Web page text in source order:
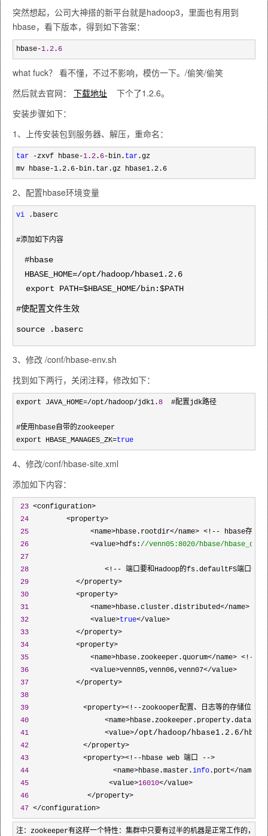
突然想起，公司大神搭的新平台就是hadoop3，里面也有用到
hbase，看下版本，得到如下答案：
hbase-1.2 . 6
what fuck？ 看不懂，不过不影响，模仿一下。/偷笑/偷笑
然后就去官网： 下载地址 下个了1.2.6。
安装步骤如下：
1、上传安装包到服务器、解压，重命名：
tar -zxvf hbase-1.2 . 6-bin. tar .gz
mv hbase-1.2.6-bin.tar.gz hbase1.2.6
2、配置hbase环境变量
vi .baserc
#添加如下内容
#hbase
HBASE_HOME=/opt/hadoop/hbase1.2.6
export PATH=$HBASE_HOME/bin:$PATH
#使配置文件生效
source .baserc
3、修改 /conf/hbase-env.sh
找到如下两行，关闭注释，修改如下：
export JAVA_HOME=/opt/hadoop/jdk1.8
  #配置jdk路径
#使用hbase自带的zookeeper
export HBASE_MANAGES_ZK=true
4、修改/conf/hbase-site.xml
添加如下内容：
23 <configuration>
24
         <property>
25 <name>hbase.rootdir</name> <!-- hbase存放数
26 <value>hdfs://venn05:8020/hbase/
27
28 <!-- 端口要和Hadoop的fs.defaultFS端口一致
29 </property>
30 <property>
31 <name>hbase.cluster.distributed</name> <!-- 是
32 <value>true</value>
33 </property>
34 <property>
35 <name>hbase.zookeeper.quorum</name> <!--
36 <value>venn05,venn06,venn07</value>
37 </property>
38
39 <property><!--zookooper配置、日志等的存储位置，必
40 <name>hbase.zookeeper.property.dataDir</
41 <value>/opt/hadoop/hbase1.2.6/
42 </property>
43
             <property><!--hbase web 端口 -->
44
   　　　　　　　　　　<name>hbase.master.
info .port</name>
45
  　　　　　　　　　　<value>
16010</value>
46
  　　　　　　　</property>
47 </configuration>
注：zookeeper有这样一个特性：集群中只要有过半的机器是正常工作的，那